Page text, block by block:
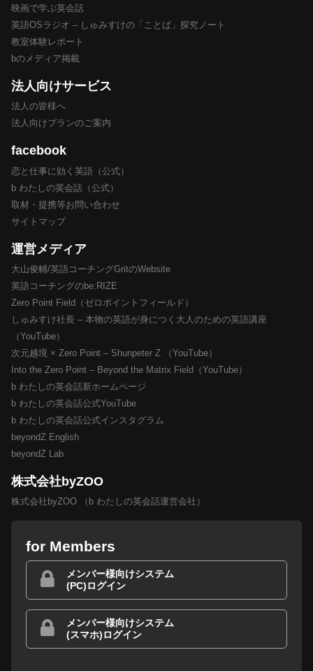
映画で学ぶ英会話
英語OSラジオ – しゅみすけの「ことば」探究ノート
教室体験レポート
bのメディア掲載
法人向けサービス
法人の皆様へ
法人向けプランのご案内
facebook
恋と仕事に効く英語（公式）
b わたしの英会話（公式）
取材・提携等お問い合わせ
サイトマップ
運営メディア
大山俊輔/英語コーチングGritのWebsite
英語コーチングのbe:RIZE
Zero Point Field（ゼロポイントフィールド）
しゅみすけ社長 – 本物の英語が身につく大人のための英語講座
（YouTube）
次元越境 × Zero Point – Shunpeter Z （YouTube）
Into the Zero Point – Beyond the Matrix Field（YouTube）
b わたしの英会話新ホームページ
b わたしの英会話公式YouTube
b わたしの英会話公式インスタグラム
beyondZ English
beyondZ Lab
株式会社byZOO
株式会社byZOO （b わたしの英会話運営会社）
for Members
メンバー様向けシステム
(PC)ログイン
メンバー様向けシステム
(スマホ)ログイン